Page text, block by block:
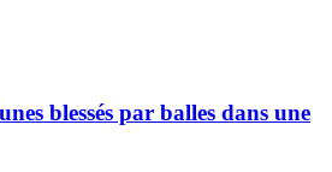
blessés par balles dans une